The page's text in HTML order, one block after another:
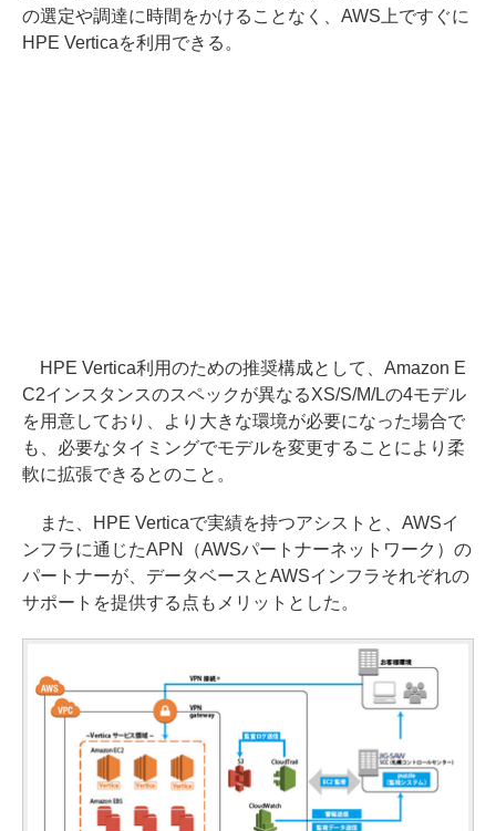
の選定や調達に時間をかけることなく、AWS上ですぐに
HPE Verticaを利用できる。
HPE Vertica利用のための推奨構成として、Amazon E
C2インスタンスのスペックが異なるXS/S/M/Lの4モデル
を用意しており、より大きな環境が必要になった場合で
も、必要なタイミングでモデルを変更することにより柔
軟に拡張できるとのこと。
また、HPE Verticaで実績を持つアシストと、AWSイ
ンフラに通じたAPN（AWSパートナーネットワーク）の
パートナーが、データベースとAWSインフラそれぞれの
サポートを提供する点もメリットとした。